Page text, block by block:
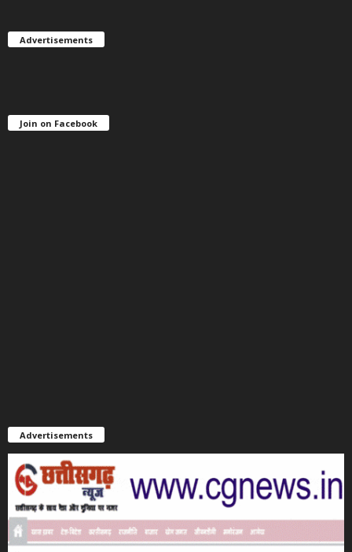
Advertisements
Join on Facebook
Advertisements